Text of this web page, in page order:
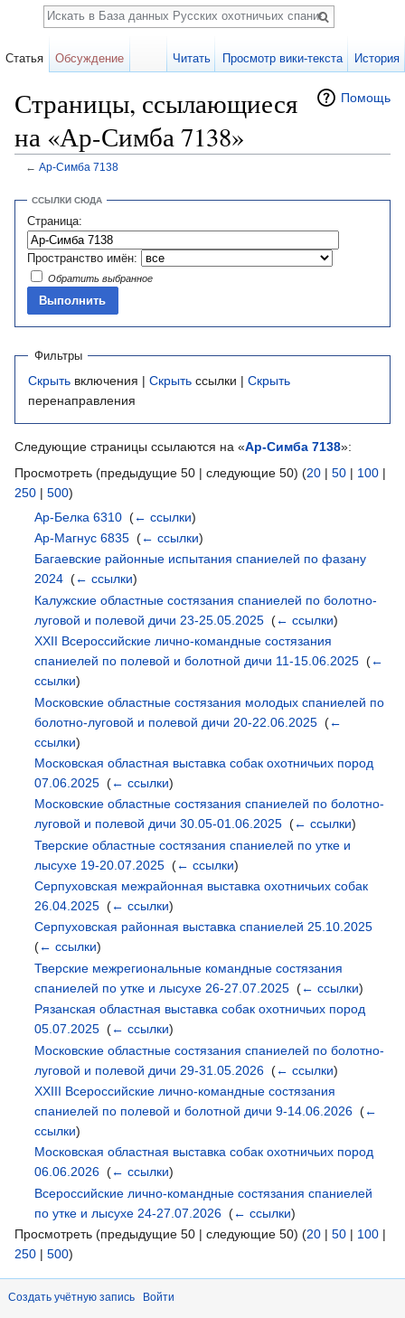
Помощь
Страницы, ссылающиеся
на «Ар-Симба 7138»
← Ар-Симба 7138
ССЫЛКИ СЮДА
Страница:
Пространство имён:
Обратить выбранное
Фильтры
Скрыть включения | Скрыть ссылки | Скрыть
перенаправления
Следующие страницы ссылаются на «Ар-Симба 7138»:
Просмотреть (предыдущие 50 | следующие 50) (20 | 50 | 100 |
250 | 500)
Ар-Белка 6310 ‎(← ссылки)
Ар-Магнус 6835 ‎(← ссылки)
Багаевские районные испытания спаниелей по фазану
2024 ‎(← ссылки)
Калужские областные состязания спаниелей по болотно-
луговой и полевой дичи 23-25.05.2025 ‎(← ссылки)
XXII Всероссийские лично-командные состязания
спаниелей по полевой и болотной дичи 11-15.06.2025 ‎(←
ссылки)
Московские областные состязания молодых спаниелей по
болотно-луговой и полевой дичи 20-22.06.2025 ‎(←
ссылки)
Московская областная выставка собак охотничьих пород
07.06.2025 ‎(← ссылки)
Московские областные состязания спаниелей по болотно-
луговой и полевой дичи 30.05-01.06.2025 ‎(← ссылки)
Тверские областные состязания спаниелей по утке и
лысухе 19-20.07.2025 ‎(← ссылки)
Серпуховская межрайонная выставка охотничьих собак
26.04.2025 ‎(← ссылки)
Серпуховская районная выставка спаниелей 25.10.2025
(← ссылки)
Тверские межрегиональные командные состязания
спаниелей по утке и лысухе 26-27.07.2025 ‎(← ссылки)
Рязанская областная выставка собак охотничьих пород
05.07.2025 ‎(← ссылки)
Московские областные состязания спаниелей по болотно-
луговой и полевой дичи 29-31.05.2026 ‎(← ссылки)
XXIII Всероссийские лично-командные состязания
спаниелей по полевой и болотной дичи 9-14.06.2026 ‎(←
ссылки)
Московская областная выставка собак охотничьих пород
06.06.2026 ‎(← ссылки)
Всероссийские лично-командные состязания спаниелей
по утке и лысухе 24-27.07.2026 ‎(← ссылки)
Просмотреть (предыдущие 50 | следующие 50) (20 | 50 | 100 |
250 | 500)
Создать учётную запись Войти
Статья Обсуждение Читать Просмотр вики-текста История
Поиск